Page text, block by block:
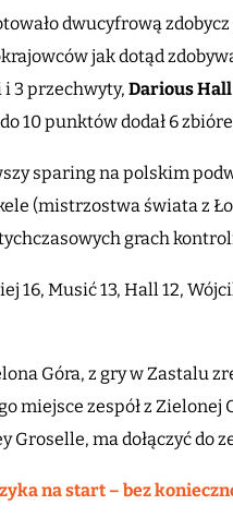
dwucyfrową
jak dotąd
i 3 przechwyty, Darious Hall
do 10 punktów dodał 6
sparing na polskim
(mistrzostwa świata z
grach
Musić 13, Hall 12,
Góra, z gry w Zastalu
miejsce zespół z Zielonej
ma dołączyć do
na start – bez